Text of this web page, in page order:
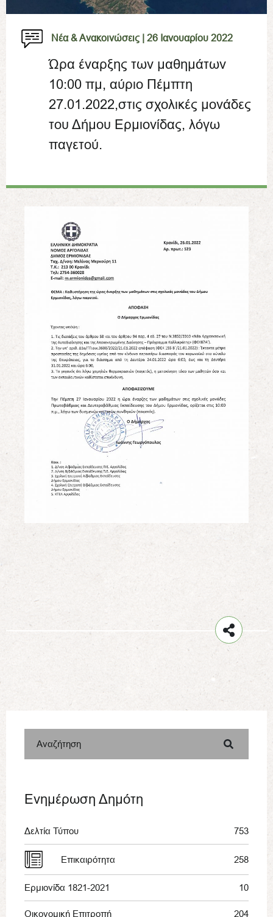
Νέα & Ανακοινώσεις | 26 Ιανουαρίου 2022
Ώρα έναρξης των μαθημάτων
10:00 πμ, αύριο Πέμπτη
27.01.2022,στις σχολικές μονάδες
του Δήμου Ερμιονίδας, λόγω
παγετού.
Αναζήτηση
Ενημέρωση Δημότη
Δελτία Τύπου 753
Επικαιρότητα 258
Ερμιονίδα 1821-2021 10
Οικονομική Επιτροπή 204